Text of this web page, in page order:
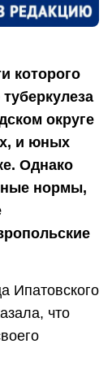
которого
округе
и юных
Однако
нормы,
Ипатовского
что